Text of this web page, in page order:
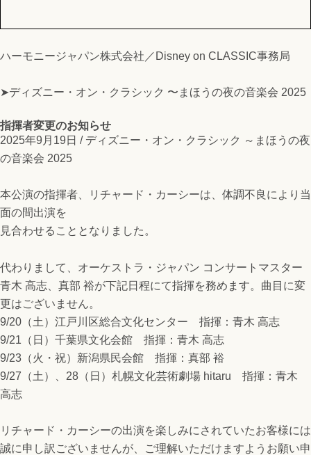
ハーモニージャパン株式会社／Disney on CLASSIC事務局
➤ディズニー・オン・クラシック 〜まほうの夜の音楽会 2025
指揮者変更のお知らせ
2025年9月19日 / ディズニー・オン・クラシック ～まほうの夜
の音楽会 2025
本公演の指揮者、リチャード・カーシーは、体調不良により当
面の間出演を
見合わせることとなりました。
代わりまして、オーケストラ・ジャパン コンサートマスター
青木 高志、真部 裕が下記日程にて指揮を務めます。曲目に変
更はございません。
9/20（土 ）江戸川区総合文化センター 指揮：青木 高志
9/21（ 日 ）千葉県文化会館 指揮：青木 高志
9/23（火・祝）新潟県民会館 指揮：真部 裕
9/27（土）、28（日）札幌文化芸術劇場 hitaru 指揮：青木
高志
リチャード・カーシーの出演を楽しみにされていたお客様には
誠に申し訳ございませんが、ご理解いただけますようお願い申